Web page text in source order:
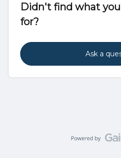
Didn't find what
for?
Ask a